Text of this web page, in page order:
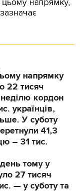
напрямку
22 тисяч
кордон
українців,
У суботу
41,3
– 31 тис.
тому у
27 тисяч
— у суботу та